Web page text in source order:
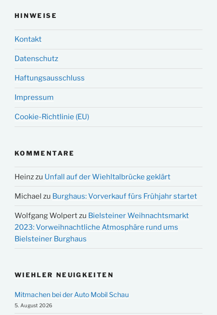
HINWEISE
Kontakt
Datenschutz
Haftungsausschluss
Impressum
Cookie-Richtlinie (EU)
KOMMENTARE
Heinzzu Unfall auf der Wiehltalbrücke geklärt
Michael zu Burghaus: Vorverkauf fürs Frühjahr startet
Wolfgang Wolpertzu Bielsteiner Weihnachtsmarkt
2023: Vorweihnachtliche Atmosphäre rund ums
Bielsteiner Burghaus
WIEHLER NEUIGKEITEN
Mitmachen bei der Auto Mobil Schau
5. August 2026